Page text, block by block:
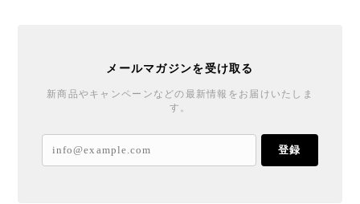
メールマガジンを受け取る
新商品やキャンペーンなどの最新情報をお届けいたしま
す。
登録